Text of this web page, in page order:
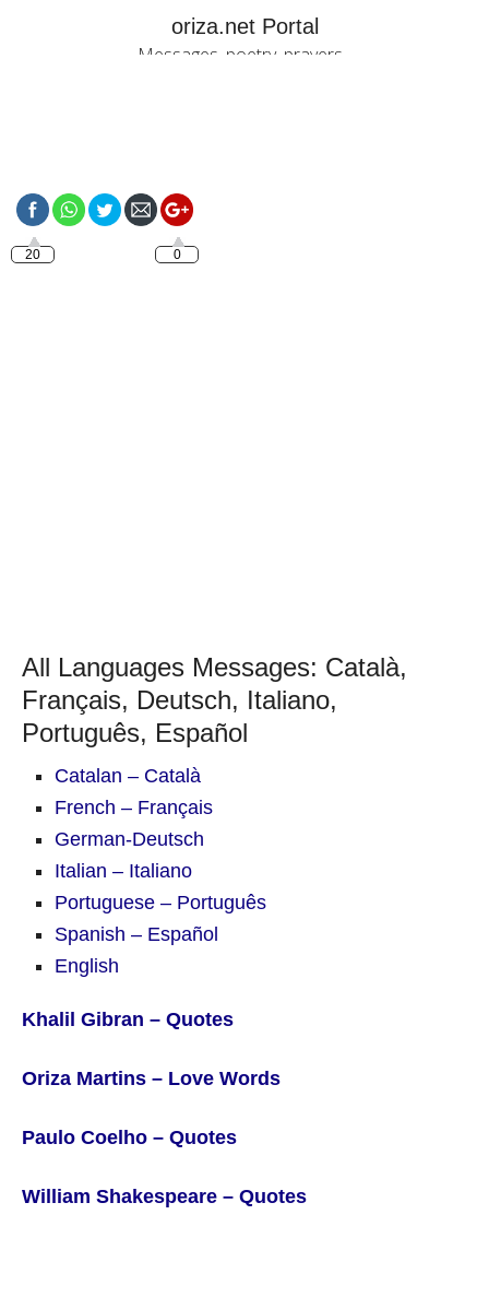
oriza.net Portal
Messages, poetry, prayers...
All Languages Messages: Català,
Français, Deutsch, Italiano,
Português, Español
Catalan – Català
French – Français
German-Deutsch
Italian – Italiano
Portuguese – Português
Spanish – Español
English
Khalil Gibran – Quotes
Oriza Martins – Love Words
Paulo Coelho – Quotes
William Shakespeare – Quotes
20 0